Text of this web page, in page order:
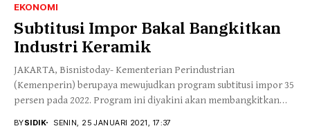
EKONOMI
Subtitusi Impor Bakal Bangkitkan
Industri Keramik
JAKARTA, Bisnistoday- Kementerian Perindustrian
(Kemenperin) berupaya mewujudkan program subtitusi impor 35
persen pada 2022. Program ini diyakini akan membangkitkan
BYSIDIK SENIN, 25 JANUARI 2021, 17:37